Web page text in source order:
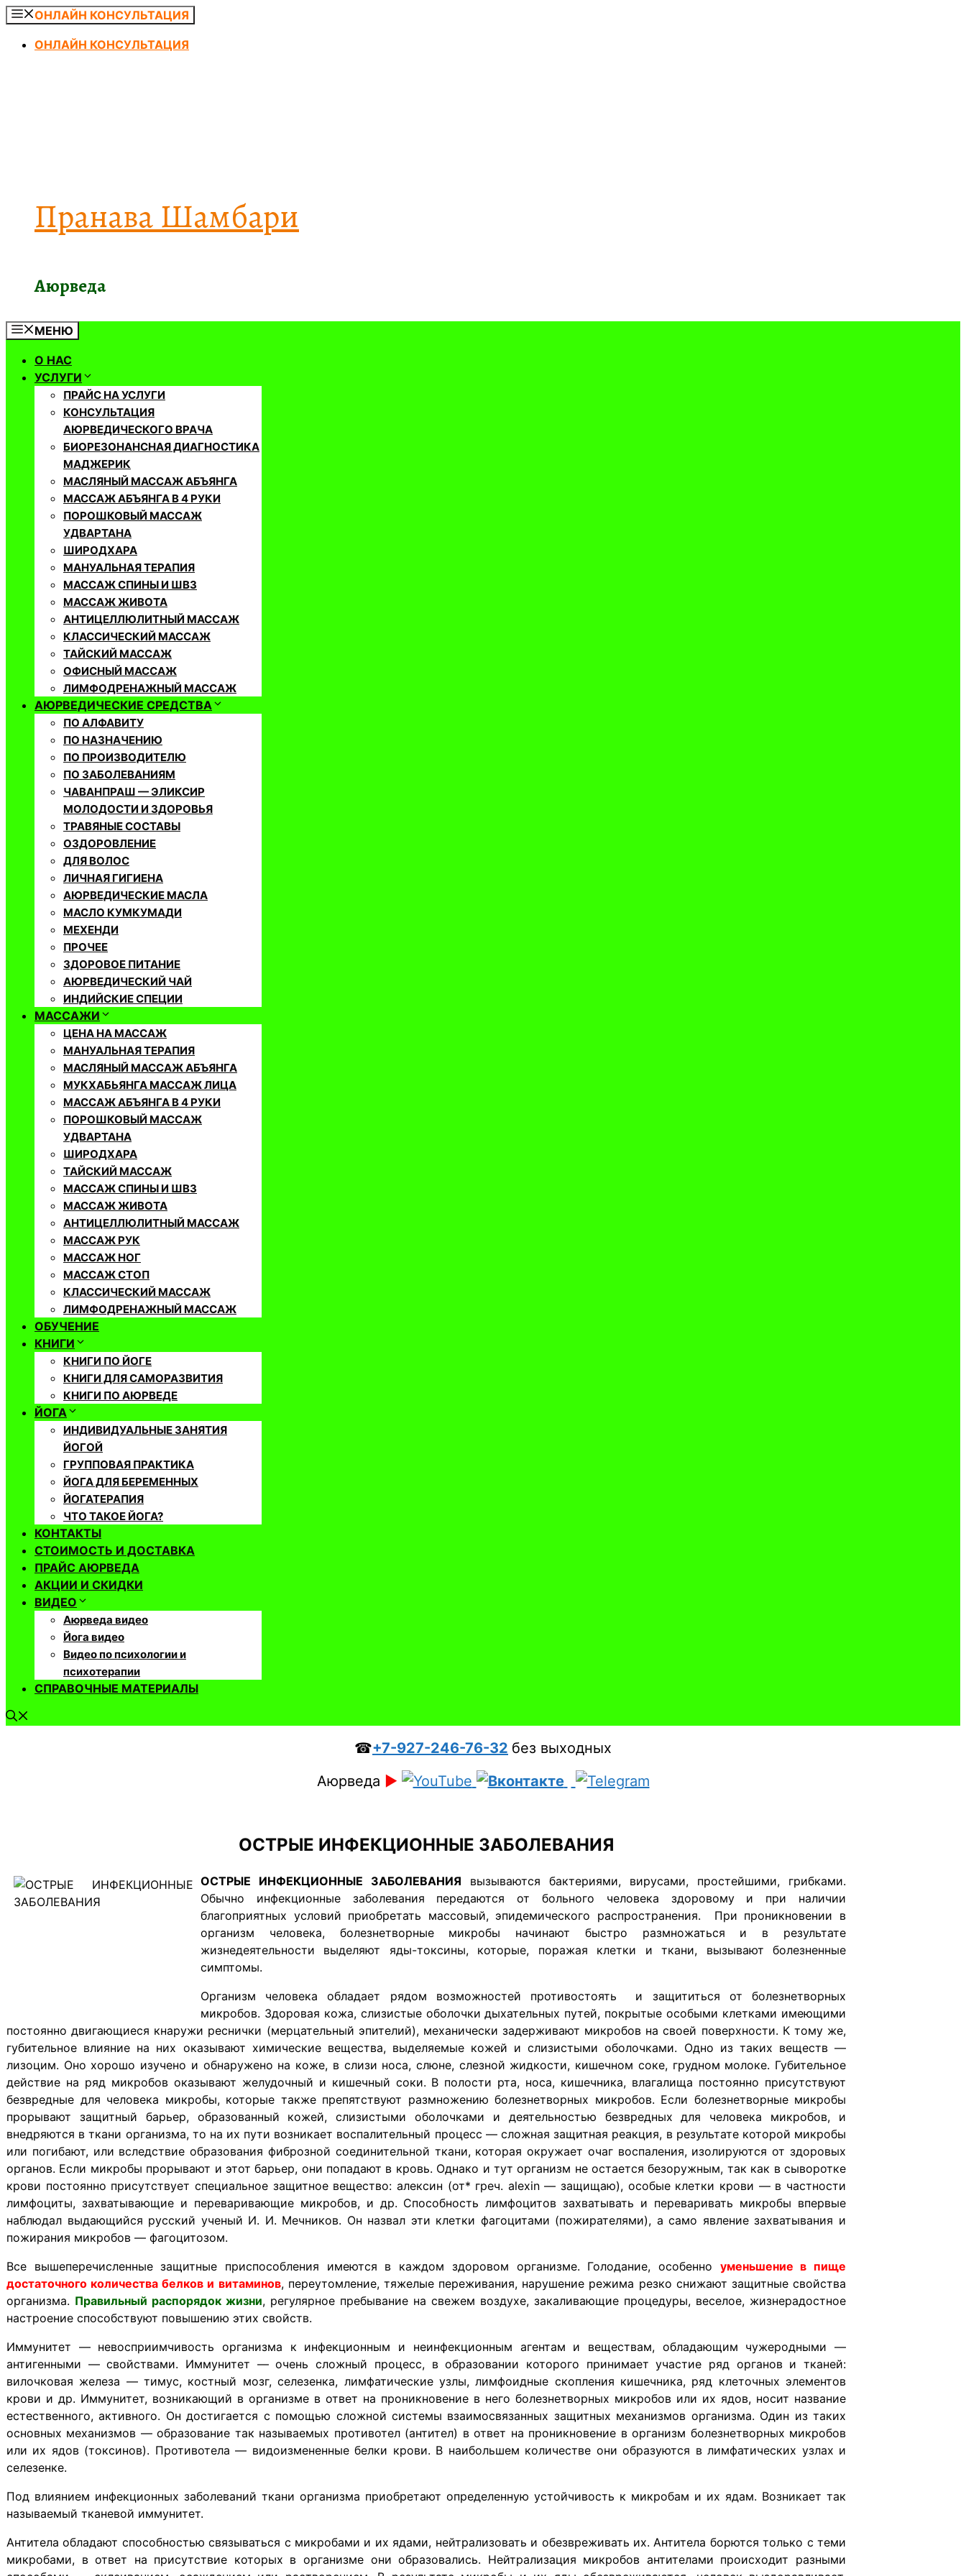
Перейти
содержимому
ОНЛАЙН КОНСУЛЬТАЦИЯ
ОНЛАЙН КОНСУЛЬТАЦИЯ
Пранава Шамбари
Аюрведа
МЕНЮ
О НАС
УСЛУГИ
ПРАЙС НА УСЛУГИ
КОНСУЛЬТАЦИЯ
АЮРВЕДИЧЕСКОГО ВРАЧА
БИОРЕЗОНАНСНАЯ ДИАГНОСТИКА
МАДЖЕРИК
МАСЛЯНЫЙ МАССАЖ АБЪЯНГА
МАССАЖ АБЪЯНГА В 4 РУКИ
ПОРОШКОВЫЙ МАССАЖ
УДВАРТАНА
ШИРОДХАРА
МАНУАЛЬНАЯ ТЕРАПИЯ
МАССАЖ СПИНЫ И ШВЗ
МАССАЖ ЖИВОТА
АНТИЦЕЛЛЮЛИТНЫЙ МАССАЖ
КЛАССИЧЕСКИЙ МАССАЖ
ТАЙСКИЙ МАССАЖ
ОФИСНЫЙ МАССАЖ
ЛИМФОДРЕНАЖНЫЙ МАССАЖ
АЮРВЕДИЧЕСКИЕ СРЕДСТВА
ПО АЛФАВИТУ
ПО НАЗНАЧЕНИЮ
ПО ПРОИЗВОДИТЕЛЮ
ПО ЗАБОЛЕВАНИЯМ
ЧАВАНПРАШ — ЭЛИКСИР
МОЛОДОСТИ И ЗДОРОВЬЯ
ТРАВЯНЫЕ СОСТАВЫ
ОЗДОРОВЛЕНИЕ
ДЛЯ ВОЛОС
ЛИЧНАЯ ГИГИЕНА
АЮРВЕДИЧЕСКИЕ МАСЛА
МАСЛО КУМКУМАДИ
МЕХЕНДИ
ПРОЧЕЕ
ЗДОРОВОЕ ПИТАНИЕ
АЮРВЕДИЧЕСКИЙ ЧАЙ
ИНДИЙСКИЕ СПЕЦИИ
МАССАЖИ
ЦЕНА НА МАССАЖ
МАНУАЛЬНАЯ ТЕРАПИЯ
МАСЛЯНЫЙ МАССАЖ АБЪЯНГА
МУКХАБЬЯНГА МАССАЖ ЛИЦА
МАССАЖ АБЪЯНГА В 4 РУКИ
ПОРОШКОВЫЙ МАССАЖ
УДВАРТАНА
ШИРОДХАРА
ТАЙСКИЙ МАССАЖ
МАССАЖ СПИНЫ И ШВЗ
МАССАЖ ЖИВОТА
АНТИЦЕЛЛЮЛИТНЫЙ МАССАЖ
МАССАЖ РУК
МАССАЖ НОГ
МАССАЖ СТОП
КЛАССИЧЕСКИЙ МАССАЖ
ЛИМФОДРЕНАЖНЫЙ МАССАЖ
ОБУЧЕНИЕ
КНИГИ
КНИГИ ПО ЙОГЕ
КНИГИ ДЛЯ САМОРАЗВИТИЯ
КНИГИ ПО АЮРВЕДЕ
ЙОГА
ИНДИВИДУАЛЬНЫЕ ЗАНЯТИЯ
ЙОГОЙ
ГРУППОВАЯ ПРАКТИКА
ЙОГА ДЛЯ БЕРЕМЕННЫХ
ЙОГАТЕРАПИЯ
ЧТО ТАКОЕ ЙОГА?
КОНТАКТЫ
СТОИМОСТЬ И ДОСТАВКА
ПРАЙС АЮРВЕДА
АКЦИИ И СКИДКИ
ВИДЕО
Аюрведа видео
Йога видео
Видео по психологии и
психотерапии
СПРАВОЧНЫЕ МАТЕРИАЛЫ
☎+7-927-246-76-32 без выходных
Аюрведа ►
ОСТРЫЕ ИНФЕКЦИОННЫЕ ЗАБОЛЕВАНИЯ
ОСТРЫЕ ИНФЕКЦИОННЫЕ ЗАБОЛЕВАНИЯ вызываются бактериями, вирусами, простейшими, грибками.
Обычно инфекционные заболевания передаются от больного человека здоровому и при наличии
благоприятных условий приобретать массовый, эпидемического распространения. При проникновении в
организм человека, болезнетворные микробы начинают быстро размножаться и в результате
жизнедеятельности выделяют яды-токсины, которые, поражая клетки и ткани, вызывают болезненные
симптомы.
Организм человека обладает рядом возможностей противостоять и защититься от болезнетворных
микробов. Здоровая кожа, слизистые оболочки дыхательных путей, покрытые особыми клетками имеющими
постоянно двигающиеся кнаружи реснички (мерцательный эпителий), механически задерживают микробов на своей поверхности. К тому же,
губительное влияние на них оказывают химические вещества, выделяемые кожей и слизистыми оболочками. Одно из таких веществ —
лизоцим. Оно хорошо изучено и обнаружено на коже, в слизи носа, слюне, слезной жидкости, кишечном соке, грудном молоке. Губительное
действие на ряд микробов оказывают желудочный и кишечный соки. В полости рта, носа, кишечника, влагалища постоянно присутствуют
безвредные для человека микробы, которые также препятствуют размножению болезнетворных микробов. Если болезнетворные микробы
прорывают защитный барьер, образованный кожей, слизистыми оболочками и деятельностью безвредных для человека микробов, и
внедряются в ткани организма, то на их пути возникает воспалительный процесс — сложная защитная реакция, в результате которой микробы
или погибают, или вследствие образования фиброзной соединительной ткани, которая окружает очаг воспаления, изолируются от здоровых
органов. Если микробы прорывают и этот барьер, они попадают в кровь. Однако и тут организм не остается безоружным, так как в сыворотке
крови постоянно присутствует специальное защитное вещество: алексин (от* греч. alexin — защищаю), особые клетки крови — в частности
лимфоциты, захватывающие и переваривающие микробов, и др. Способность лимфоцитов захватывать и переваривать микробы впервые
наблюдал выдающийся русский ученый И. И. Мечников. Он назвал эти клетки фагоцитами (пожирателями), а само явление захватывания и
пожирания микробов — фагоцитозом.
Все вышеперечисленные защитные приспособления имеются в каждом здоровом организме. Голодание, особенно уменьшение в пище
достаточного количества белков и витаминов, переутомление, тяжелые переживания, нарушение режима резко снижают защитные свойства
организма. Правильный распорядок жизни, регулярное пребывание на свежем воздухе, закаливающие процедуры, веселое, жизнерадостное
настроение способствуют повышению этих свойств.
Иммунитет — невосприимчивость организма к инфекционным и неинфекционным агентам и веществам, обладающим чужеродными —
антигенными — свойствами. Иммунитет — очень сложный процесс, в образовании которого принимает участие ряд органов и тканей:
вилочковая железа — тимус, костный мозг, селезенка, лимфатические узлы, лимфоидные скопления кишечника, ряд клеточных элементов
крови и др. Иммунитет, возникающий в организме в ответ на проникновение в него болезнетворных микробов или их ядов, носит название
естественного, активного. Он достигается с помощью сложной системы взаимосвязанных защитных механизмов организма. Один из таких
основных механизмов — образование так называемых противотел (антител) в ответ на проникновение в организм болезнетворных микробов
или их ядов (токсинов). Противотела — видоизмененные белки крови. В наибольшем количестве они образуются в лимфатических узлах и
селезенке.
Под влиянием инфекционных заболеваний ткани организма приобретают определенную устойчивость к микробам и их ядам. Возникает так
называемый тканевой иммунитет.
Антитела обладают способностью связываться с микробами и их ядами, нейтрализовать и обезвреживать их. Антитела борются только с теми
микробами, в ответ на присутствие которых в организме они образовались. Нейтрализация микробов антителами происходит разными